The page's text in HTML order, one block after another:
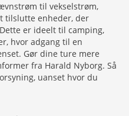
til vekselstrøm,
tilslutte enheder, der
er ideelt til camping,
hvor adgang til en
Gør dine ture mere
fra Harald Nyborg. Så
uanset hvor du